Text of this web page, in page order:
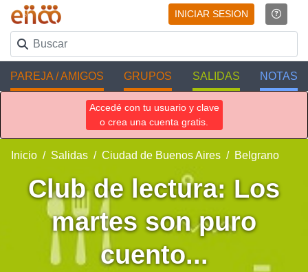
INICIAR SESION
PAREJA / AMIGOS GRUPOS SALIDAS NOTAS
Accedé con tu usuario y clave
o crea una cuenta gratis.
Inicio Salidas Ciudad de Buenos Aires Belgrano
Club de lectura: Los
martes son puro
cuento...